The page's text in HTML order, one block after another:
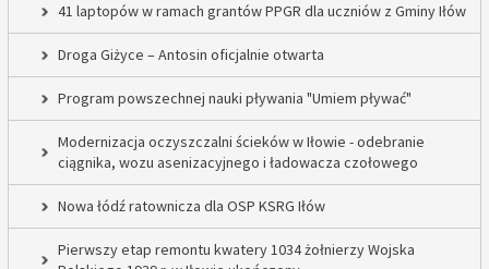
41 laptopów w ramach grantów PPGR dla uczniów z Gminy Iłów
Droga Giżyce – Antosin oficjalnie otwarta
Program powszechnej nauki pływania "Umiem pływać"
Modernizacja oczyszczalni ścieków w Iłowie - odebranie
ciągnika, wozu asenizacyjnego i ładowacza czołowego
Nowa łódź ratownicza dla OSP KSRG Iłów
Pierwszy etap remontu kwatery 1034 żołnierzy Wojska